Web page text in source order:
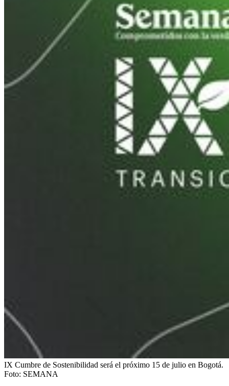
IX Cumbre de Sostenibilidad será el próximo 15 de julio en Bogotá.
Foto: SEMANA